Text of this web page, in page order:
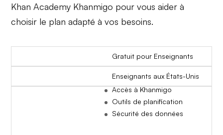
Khan Academy Khanmigo pour vous aider à
choisir le plan adapté à vos besoins.
Gratuit pour Enseignants
Enseignants aux États-Unis
Accès à Khanmigo
Outils de planification
Sécurité des données